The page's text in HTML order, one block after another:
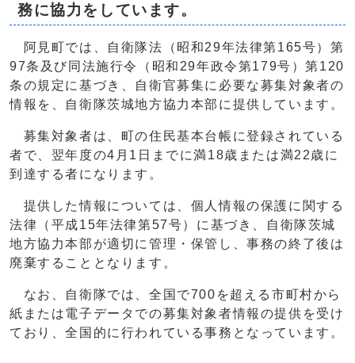
務に協力をしています。
阿見町では、自衛隊法（昭和29年法律第165号）第
97条及び同法施行令（昭和29年政令第179号）第120
条の規定に基づき、自衛官募集に必要な募集対象者の
情報を、自衛隊茨城地方協力本部に提供しています。
募集対象者は、町の住民基本台帳に登録されている
者で、翌年度の4月1日までに満18歳または満22歳に
到達する者になります。
提供した情報については、個人情報の保護に関する
法律（平成15年法律第57号）に基づき、自衛隊茨城
地方協力本部が適切に管理・保管し、事務の終了後は
廃棄することとなります。
なお、自衛隊では、全国で700を超える市町村から
紙または電子データでの募集対象者情報の提供を受け
ており、全国的に行われている事務となっています。